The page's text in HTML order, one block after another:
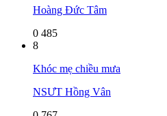
Hoàng Đức Tâm
0 485
8
Khóc mẹ chiều mưa
NSƯT Hồng Vân